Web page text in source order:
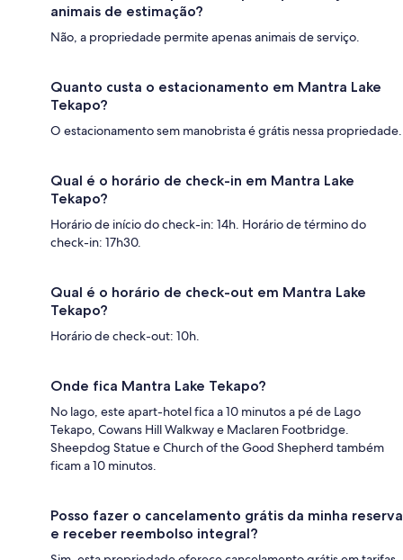
animais de estimação?
Não, a propriedade permite apenas animais de serviço.
Quanto custa o estacionamento em Mantra Lake
Tekapo?
O estacionamento sem manobrista é grátis nessa propriedade.
Qual é o horário de check-in em Mantra Lake
Tekapo?
Horário de início do check-in: 14h. Horário de término do
check-in: 17h30.
Qual é o horário de check-out em Mantra Lake
Tekapo?
Horário de check-out: 10h.
Onde fica Mantra Lake Tekapo?
No lago, este apart-hotel fica a 10 minutos a pé de Lago
Tekapo, Cowans Hill Walkway e Maclaren Footbridge.
Sheepdog Statue e Church of the Good Shepherd também
ficam a 10 minutos.
Posso fazer o cancelamento grátis da minha reserva
e receber reembolso integral?